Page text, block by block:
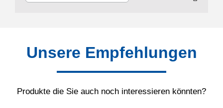
Unsere Empfehlungen
Produkte die Sie auch noch interessieren könnten?